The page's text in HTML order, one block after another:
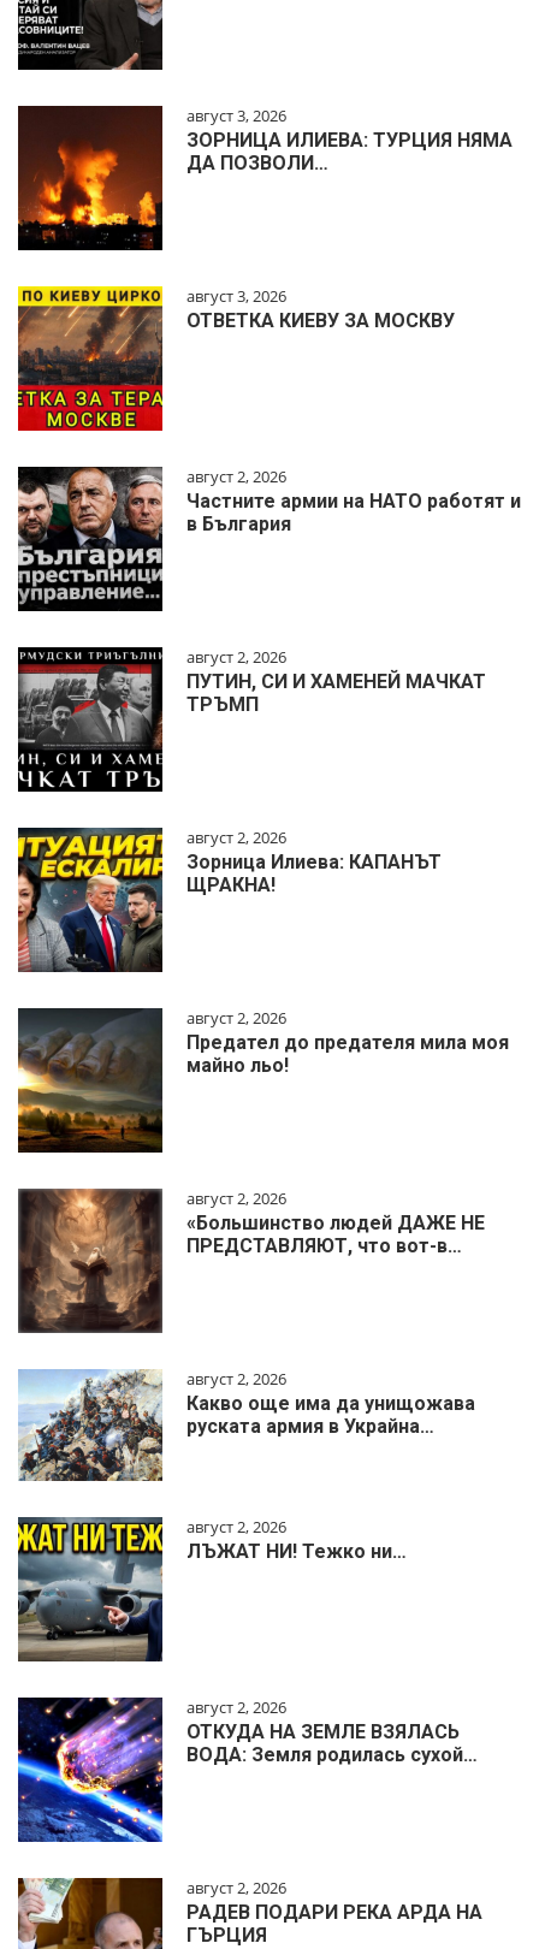
август 3, 2026
ЗОРНИЦА ИЛИЕВА: ТУРЦИЯ НЯМА
ДА ПОЗВОЛИ…
август 3, 2026
ОТВЕТКА КИЕВУ ЗА МОСКВУ
август 2, 2026
Частните армии на НАТО работят и
в България
август 2, 2026
ПУТИН, СИ И ХАМЕНЕЙ МАЧКАТ
ТРЪМП
август 2, 2026
Зорница Илиева: КАПАНЪТ
ЩРАКНА!
август 2, 2026
Предател до предателя мила моя
майно льо!
август 2, 2026
«Большинство людей ДАЖЕ НЕ
ПРЕДСТАВЛЯЮТ, что вот-в…
август 2, 2026
Какво още има да унищожава
руската армия в Украйна…
август 2, 2026
ЛЪЖАТ НИ! Тежко ни…
август 2, 2026
ОТКУДА НА ЗЕМЛЕ ВЗЯЛАСЬ
ВОДА: Земля родилась сухой…
август 2, 2026
РАДЕВ ПОДАРИ РЕКА АРДА НА
ГЪРЦИЯ